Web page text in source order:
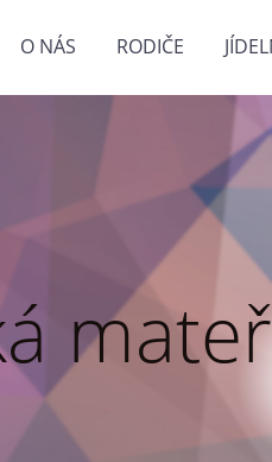
O NÁS RODIČE